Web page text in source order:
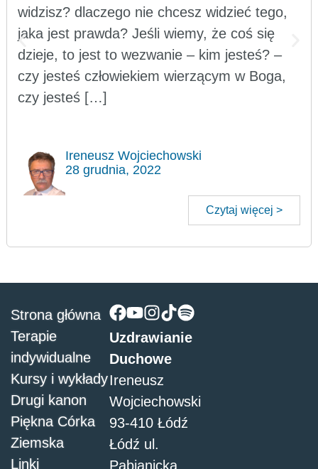
widzisz? dlaczego nie chcesz widzieć tego,
jaka jest prawda? Jeśli wiemy, że coś się
dzieje, to jest to wezwanie – kim jesteś? –
czy jesteś człowiekiem wierzącym w Boga,
czy jesteś […]
Ireneusz Wojciechowski
28 grudnia, 2022
Czytaj więcej >
Uzdrawianie
Duchowe
Ireneusz
Wojciechowski
93-410 Łódź
Łódź ul.
Pabianicka
Strona główna
Terapie
indywidualne
Kursy i wykłady
Drugi kanon
Piękna Córka
Ziemska
Linki